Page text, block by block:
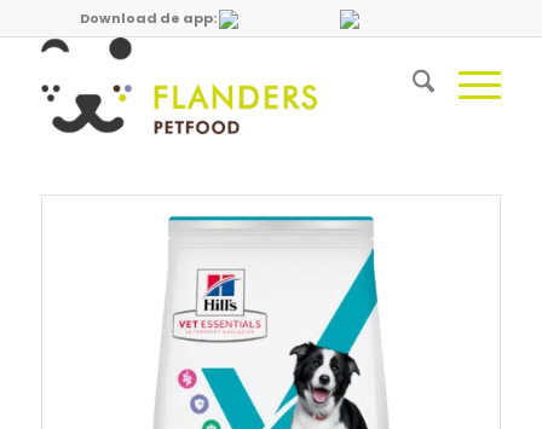
Download de app: